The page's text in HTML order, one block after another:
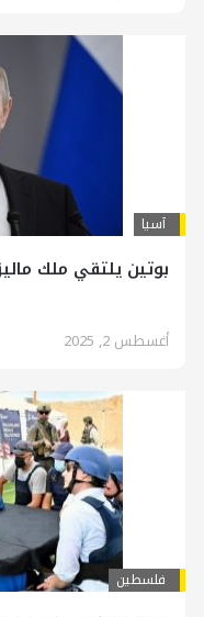
آسیا
بوتين يلتقي ملك ماليزيا في 6
أغسطس 2, 2025
فلسطين